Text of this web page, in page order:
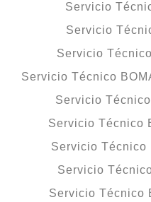
Servicio
Servicio
Servicio
Servicio Técnico
Servicio
Servicio Técnico
Servicio Técnico
Servicio
Servicio Técnico